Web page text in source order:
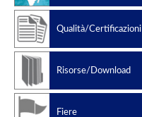
Codici di progettazione
Qualità/Certificazioni
Risorse/Download
Fiere